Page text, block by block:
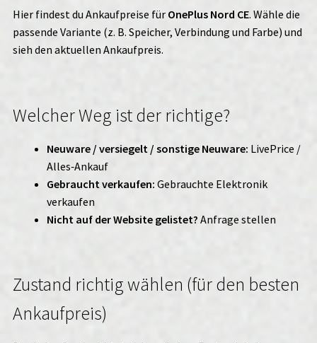
Hier findest du Ankaufpreise für OnePlus Nord CE. Wähle die
passende Variante (z. B. Speicher, Verbindung und Farbe) und
sieh den aktuellen Ankaufpreis.
Welcher Weg ist der richtige?
Neuware / versiegelt / sonstige Neuware: LivePrice /
Alles‑Ankauf
Gebraucht verkaufen: Gebrauchte Elektronik
verkaufen
Nicht auf der Website gelistet? Anfrage stellen
Zustand richtig wählen (für den besten
Ankaufpreis)